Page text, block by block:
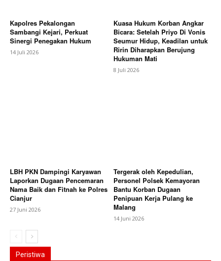
Kapolres Pekalongan
Sambangi Kejari, Perkuat
Sinergi Penegakan Hukum
14 Juli 2026
Kuasa Hukum Korban Angkar
Bicara: Setelah Priyo Di Vonis
Seumur Hidup, Keadilan untuk
Ririn Diharapkan Berujung
Hukuman Mati
8 Juli 2026
LBH PKN Dampingi Karyawan
Laporkan Dugaan Pencemaran
Nama Baik dan Fitnah ke Polres
Cianjur
27 Juni 2026
Tergerak oleh Kepedulian,
Personel Polsek Kemayoran
Bantu Korban Dugaan
Penipuan Kerja Pulang ke
Malang
14 Juni 2026
Peristiwa